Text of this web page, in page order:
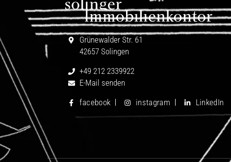
Grünewalder Str. 61
42657 Solingen
+49 212 2339922
E-Mail senden
facebook
instagram LinkedIn